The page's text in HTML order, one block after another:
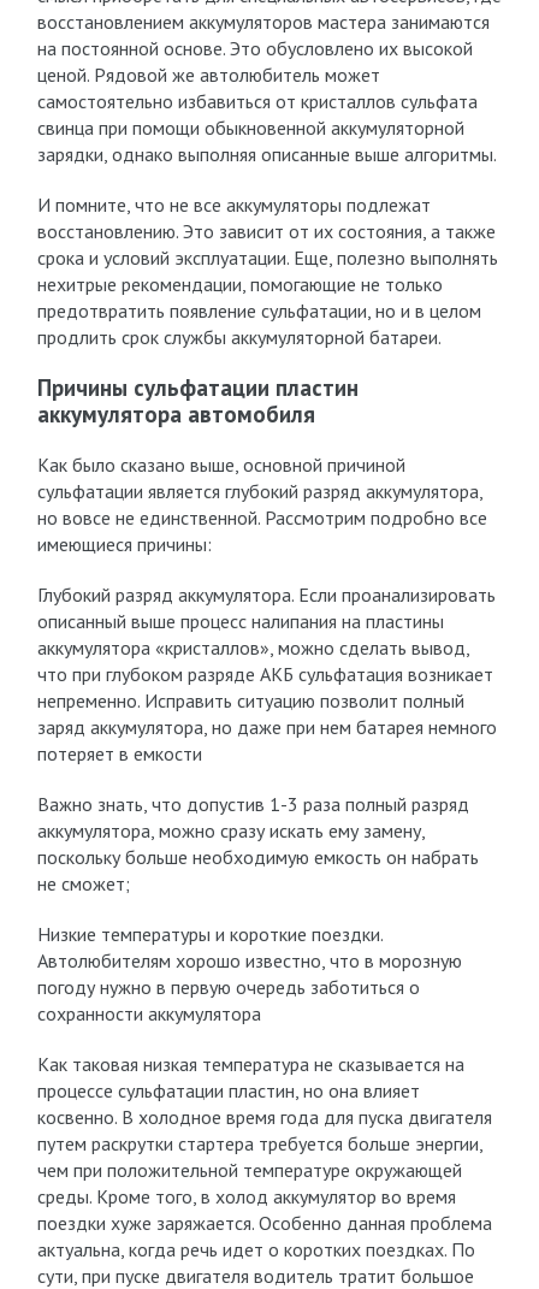
восстановлением аккумуляторов мастера занимаются
на постоянной основе. Это обусловлено их высокой
ценой. Рядовой же автолюбитель может
самостоятельно избавиться от кристаллов сульфата
свинца при помощи обыкновенной аккумуляторной
зарядки, однако выполняя описанные выше алгоритмы.
И помните, что не все аккумуляторы подлежат
восстановлению. Это зависит от их состояния, а также
срока и условий эксплуатации. Еще, полезно выполнять
нехитрые рекомендации, помогающие не только
предотвратить появление сульфатации, но и в целом
продлить срок службы аккумуляторной батареи.
Причины сульфатации пластин
аккумулятора автомобиля
Как было сказано выше, основной причиной
сульфатации является глубокий разряд аккумулятора,
но вовсе не единственной. Рассмотрим подробно все
имеющиеся причины:
Глубокий разряд аккумулятора. Если проанализировать
описанный выше процесс налипания на пластины
аккумулятора «кристаллов», можно сделать вывод,
что при глубоком разряде АКБ сульфатация возникает
непременно. Исправить ситуацию позволит полный
заряд аккумулятора, но даже при нем батарея немного
потеряет в емкости
Важно знать, что допустив 1-3 раза полный разряд
аккумулятора, можно сразу искать ему замену,
поскольку больше необходимую емкость он набрать
не сможет;
Низкие температуры и короткие поездки.
Автолюбителям хорошо известно, что в морозную
погоду нужно в первую очередь заботиться о
сохранности аккумулятора
Как таковая низкая температура не сказывается на
процессе сульфатации пластин, но она влияет
косвенно. В холодное время года для пуска двигателя
путем раскрутки стартера требуется больше энергии,
чем при положительной температуре окружающей
среды. Кроме того, в холод аккумулятор во время
поездки хуже заряжается. Особенно данная проблема
актуальна, когда речь идет о коротких поездках. По
сути, при пуске двигателя водитель тратит большое